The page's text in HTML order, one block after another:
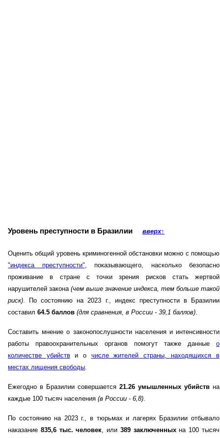
Уровень преступности в Бразилии вверх↑
Оценить общий уровень криминогенной обстановки можно с помощью
"индекса преступности", показывающего, насколько безопасно
проживание в стране с точки зрения рисков стать жертвой
нарушителей закона (чем выше значение индекса, тем больше такой
риск). По состоянию на 2023 г., индекс преступности в Бразилии
составил 64.5 баллов (для сравнения, в России - 39,1 баллов).
Составить мнение о законопослушности населения и интенсивности
работы правоохранительных органов помогут также данные о
количестве убийстви о числе жителей страны, находящихся в
местах лищения свободы.
Ежегодно в Бразилии совершается 21.26 умышленных убийств на
каждые 100 тысяч населения (в России - 6,8).
По состоянию на 2023 г., в тюрьмах и лагерях Бразилии отбывало
наказание 835,6 тыс. человек, или 389 заключенныхна 100 тысяч